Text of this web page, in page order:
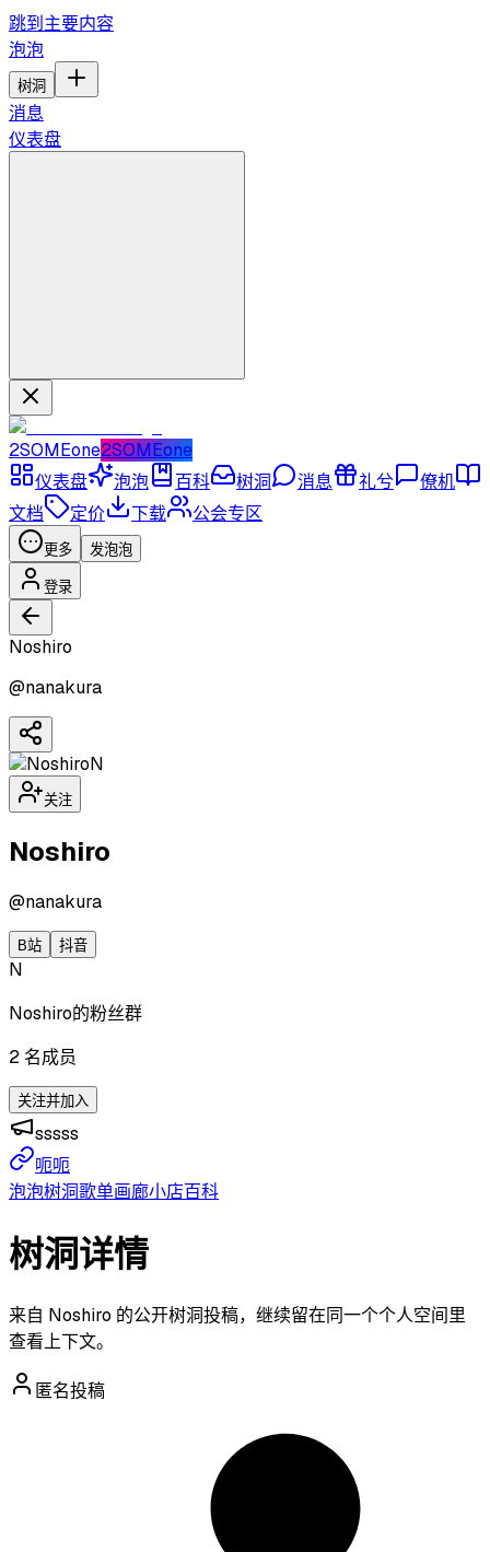
跳到主要内容
泡泡
树洞
消息
仪表盘
2SOMEone2SOMEone
仪表盘
泡泡 百科 树洞 消息 礼兮
僚机
文档
定价 下载 公会专区
更多 发泡泡
登录
Noshiro
@nanakura
N
关注
Noshiro
@nanakura
B站 抖音
N
Noshiro的粉丝群
2 名成员
关注并加入
sssss
呃呃
泡泡树洞歌单画廊小店百科
树洞详情
来自 Noshiro 的公开树洞投稿，继续留在同一个个人空间里
查看上下文。
匿名投稿